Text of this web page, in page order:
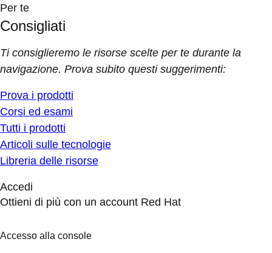
Per te
Consigliati
Ti consiglieremo le risorse scelte per te durante la
navigazione. Prova subito questi suggerimenti:
Prova i prodotti
Corsi ed esami
Tutti i prodotti
Articoli sulle tecnologie
Libreria delle risorse
Accedi
Ottieni di più con un account Red Hat
Accesso alla console